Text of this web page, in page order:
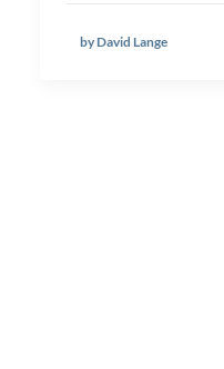
by David Lange